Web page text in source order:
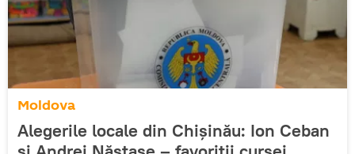
Moldova
Alegerile locale din Chișinău: Ion Ceban